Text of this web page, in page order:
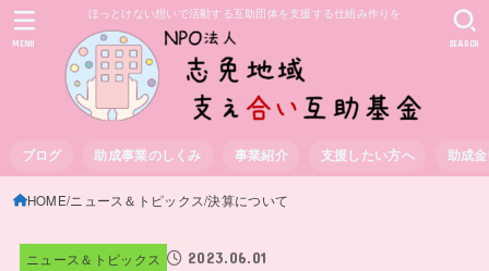
ほっとけない想いで活動する互助団体を支援する仕組み作りを
ブログ 助成事業のしくみ 事業紹介 支援したい方へ 助成
SEARCH
MENU
HOME ニュース＆トピックス 決算について
ニュース＆トピックス 2023.06.01